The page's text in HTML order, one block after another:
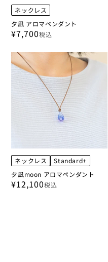
ネックレス
夕凪 アロマペンダント
¥7,700税込
ネックレス
Standard+
夕凪moon アロマペンダント
¥12,100税込